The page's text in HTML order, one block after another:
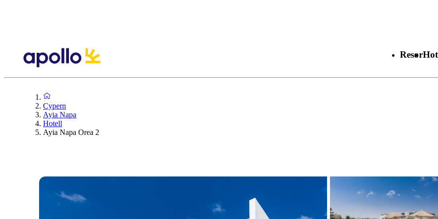
Resor
Cypern
Ayia Napa
Hotell
Ayia Napa Orea 2